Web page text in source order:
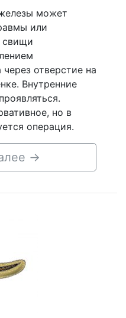
может
или
свищи
через отверстие на
Внутренние
но в
операция.
→